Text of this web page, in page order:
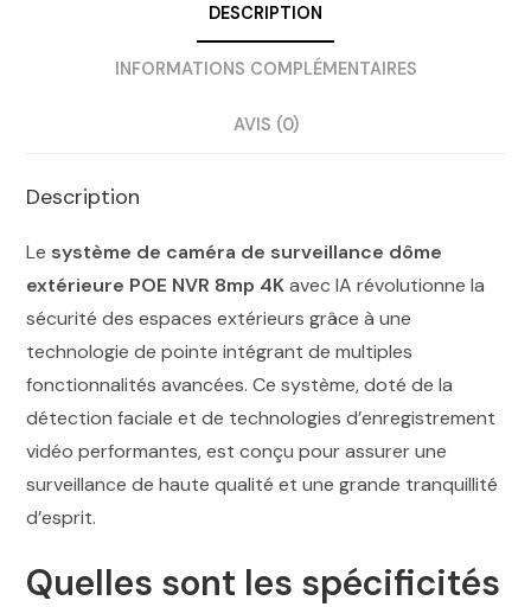
DESCRIPTION
INFORMATIONS COMPLÉMENTAIRES
AVIS (0)
Description
Le système de caméra de surveillance dôme
extérieure POE NVR 8mp 4Kavec IA révolutionne la
sécurité des espaces extérieurs grâce à une
technologie de pointe intégrant de multiples
fonctionnalités avancées. Ce système, doté de la
détection faciale et de technologies d’enregistrement
vidéo performantes, est conçu pour assurer une
surveillance de haute qualité et une grande tranquillité
d’esprit.
Quelles sont les spécificités